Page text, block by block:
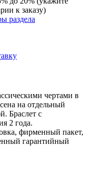
к заказу)
раздела
чертами в
на отдельный
Браслет с
2 года.
фирменный пакет,
гарантийный